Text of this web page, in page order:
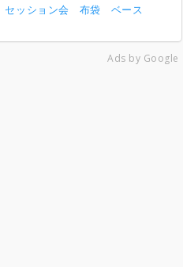
セッション会 布袋
ベース
Ads by Google